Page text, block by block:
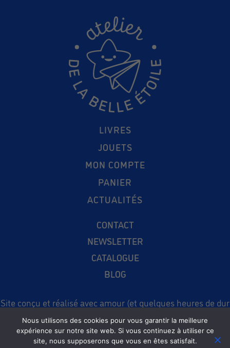
LIVRES
JOUETS
MON COMPTE
PANIER
ACTUALITÉS
CONTACT
NEWSLETTER
CATALOGUE
BLOG
Site conçu et réalisé avec amour (et quelques heures de dur
labeur !) par leStudio MagiqueetKoté. Photos :Anna Cantu
Mentions Légales— CGV—Charte données personnelles
Nous utilisons des cookies pour vous garantir la meilleure
expérience sur notre site web. Si vous continuez à utiliser ce
site, nous supposerons que vous en êtes satisfait.